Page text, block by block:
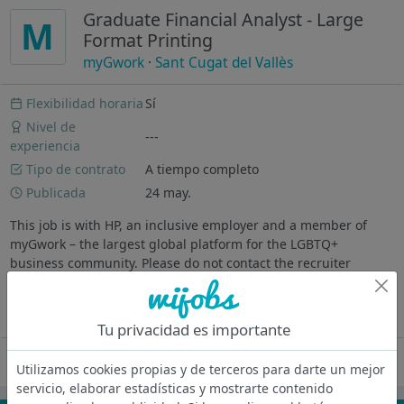
M
Graduate Financial Analyst - Large
Format Printing
myGwork · Sant Cugat del Vallès
Flexibilidad horaria Sí
Nivel de
experiencia
---
Tipo de contrato
A tiempo completo
Publicada
24 may.
This job is with HP, an inclusive employer and a member of
myGwork – the largest global platform for the LGBTQ+
business community. Please do not contact the recruiter
directly. Graduate Financial Analyst - Large Format Printing
Oferta desactivada
Tu privacidad es importante
Utilizamos cookies propias y de terceros para darte un mejor
servicio, elaborar estadísticas y mostrarte contenido